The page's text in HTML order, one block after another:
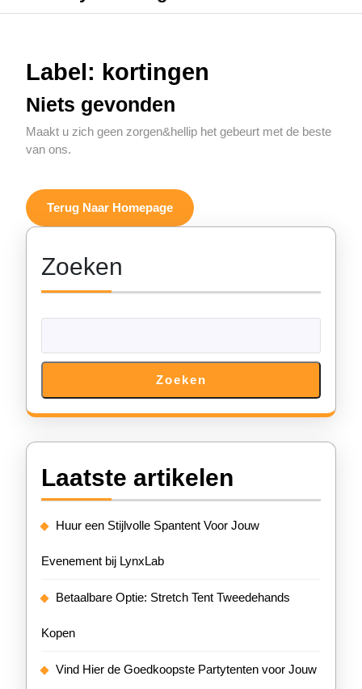
Label: kortingen
Niets gevonden
Maakt u zich geen zorgen&hellip het gebeurt met de beste
van ons.
Terug Naar HomepageTerug
Naar
Zoeken
Zoeken
Laatste artikelen
Huur een Stijlvolle Spantent Voor Jouw
Evenement bij LynxLab
Betaalbare Optie: Stretch Tent Tweedehands
Kopen
Vind Hier de Goedkoopste Partytenten voor Jouw